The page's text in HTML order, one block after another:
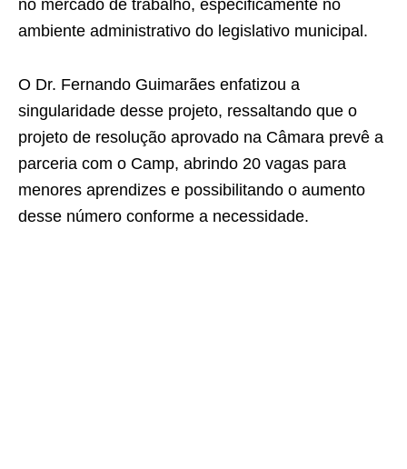
no mercado de trabalho, especificamente no
ambiente administrativo do legislativo municipal.
O Dr. Fernando Guimarães enfatizou a
singularidade desse projeto, ressaltando que o
projeto de resolução aprovado na Câmara prevê a
parceria com o Camp, abrindo 20 vagas para
menores aprendizes e possibilitando o aumento
desse número conforme a necessidade.